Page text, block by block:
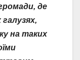
де
на таких